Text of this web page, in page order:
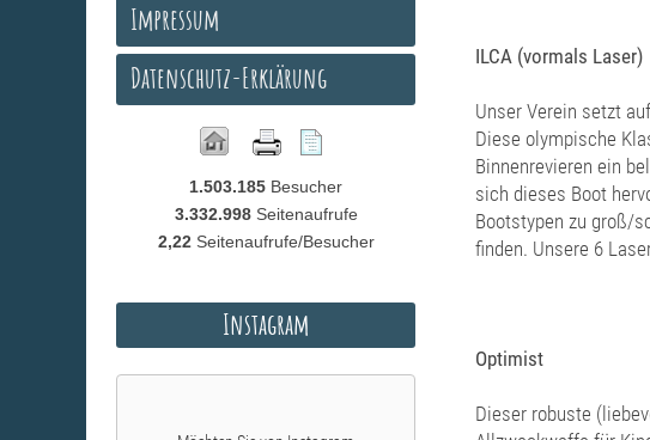
ILCA (vormals Laser)
Unser Verein setzt
Diese olympische
Binnenrevieren ein
sich dieses Boot
Bootstypen zu groß/
finden. Unsere 6
Optimist
Dieser robuste
Impressum
Datenschutz-Erklärung
1.503.185 Besucher
3.332.998 Seitenaufrufe
2,22 Seitenaufrufe/Besucher
Instagram